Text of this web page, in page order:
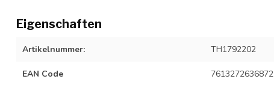
Eigenschaften
Artikelnummer: TH1792202
EAN Code 7613272636872